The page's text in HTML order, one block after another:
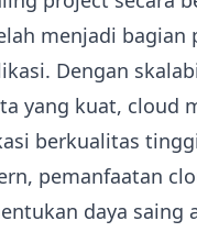
menjadi
Dengan
yang kuat, cloud
berkualitas
pemanfaatan
daya